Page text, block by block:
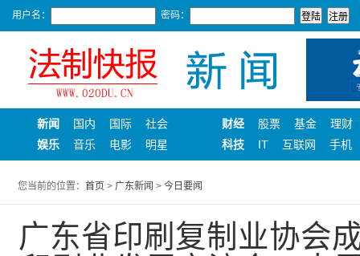
用户名： 密码：
新闻 国内 国际
社会
娱乐
音乐 电影 明星
财经 股票 基金
理财
科技
IT 互联网 手机
您当前的位置： 首页 > 广东新闻 > 今日要闻
广东省印刷复制业协会